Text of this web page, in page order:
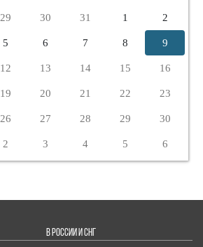
29 30 31 1 2
5 6 7 8 9
12 13 14 15 16
19 20 21 22 23
26 27 28 29 30
2 3 4 5 6
В РОССИИ И СНГ